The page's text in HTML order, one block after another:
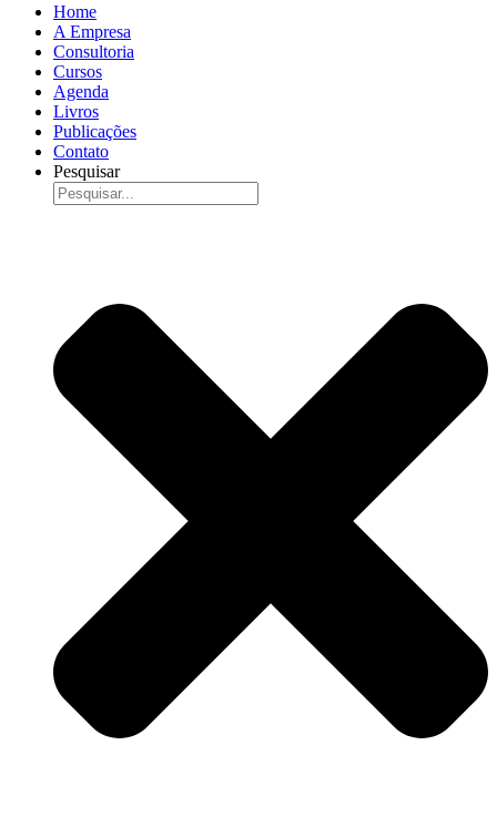
Home
A Empresa
Consultoria
Cursos
Agenda
Livros
Publicações
Contato
Pesquisar